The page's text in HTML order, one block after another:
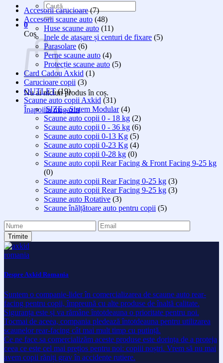
Caută
după:
0
Coș
Nu ai niciun produs în coș.
Înapoi la magazin
Accesorii carucioare (7)
Accesorii scaune auto (48)
Huse scaune auto (11)
Inele de atașare și centuri de fixare (5)
Parasolare (6)
Perne scaune auto (4)
Protecție scaune auto (5)
Card Cadou Axkid (1)
Carucioare copii (3)
OUTLET (19)
Scaune auto copii Axkid (31)
iSIZE - Sistem Modular (4)
Scaune auto copii 0 - 18 kg (2)
Scaune auto copii 0 - 36 kg (6)
Scaune auto copii 0-13 Kg (5)
Scaune auto copii 0-23 Kg (4)
Scaune auto copii 0-28 kg (0)
Scaune auto copii Rear Facing & Front Facing 9-25 kg
(0)
Scaune auto copii Rear Facing 0-25 kg (3)
Scaune auto copii Rear Facing 9-25 kg (3)
Scaune auto Rotative (3)
Scaune înălțătoare auto pentru copii (5)
Despre Axkid Romania
Suntem o companie-lider în comercializarea de scaune auto rear-
facing pentru copii, împreună cu alte produse de înaltă calitate.
Siguranța este și va rămâne întotdeauna o prioritate pentru noi.
Tocmai de aceea, compania pledează întotdeauna pentru utilizarea
scaunelor rear-facing cât mai mult timp cu putință.
Ce ne face sa comercializăm aceste produse este dorința de a proteja
ceea ce este cel mai prețios pentru noi: copiii noștri. Vrem să nu mai
avem copii răniți grav în accidente rutiere.